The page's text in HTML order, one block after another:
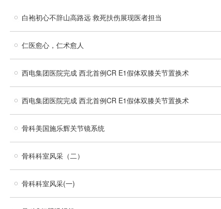
白袍初心不辞山高路远 救死扶伤展现医者担当
仁医愈心，仁术愈人
西电集团医院完成 西北首例CR E1假体双膝关节置换术
西电集团医院完成 西北首例CR E1假体双膝关节置换术
骨科美国施乐辉关节镜系统
骨科科室风采（二）
骨科科室风采(一)